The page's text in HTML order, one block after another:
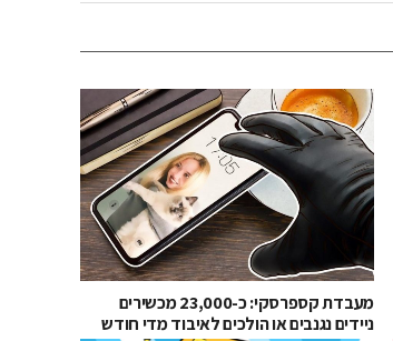
מעבדת קספרסקי: כ-23,000 מכשירים
ניידים נגנבים או הולכים לאיבוד מדי חודש